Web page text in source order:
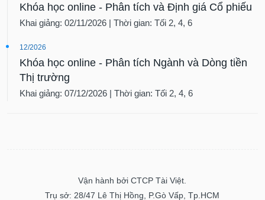
Khóa học online - Phân tích và Định giá Cổ phiếu
Khai giảng: 02/11/2026 | Thời gian: Tối 2, 4, 6
12/2026
Khóa học online - Phân tích Ngành và Dòng tiền
Thị trường
Khai giảng: 07/12/2026 | Thời gian: Tối 2, 4, 6
Vận hành bởi CTCP Tài Việt.
Trụ sở: 28/47 Lê Thị Hồng, P.Gò Vấp, Tp.HCM